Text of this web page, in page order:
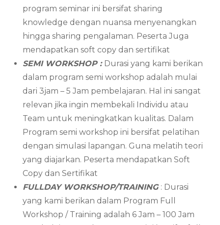
program seminar ini bersifat sharing
knowledge dengan nuansa menyenangkan
hingga sharing pengalaman. Peserta Juga
mendapatkan soft copy dan sertifikat
SEMI WORKSHOP : Durasi yang kami berikan
dalam program semi workshop adalah mulai
dari 3jam – 5 Jam pembelajaran. Hal ini sangat
relevan jika ingin membekali Individu atau
Team untuk meningkatkan kualitas. Dalam
Program semi workshop ini bersifat pelatihan
dengan simulasi lapangan. Guna melatih teori
yang diajarkan. Peserta mendapatkan Soft
Copy dan Sertifikat
FULLDAY WORKSHOP/TRAINING : Durasi
yang kami berikan dalam Program Full
Workshop / Training adalah 6 Jam – 100 Jam